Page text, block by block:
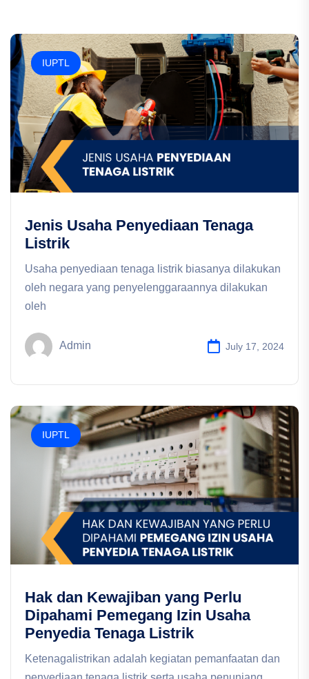
IUPTL
Jenis Usaha Penyediaan Tenaga
Listrik
Usaha penyediaan tenaga listrik biasanya dilakukan
oleh negara yang penyelenggaraannya dilakukan
oleh
Admin July 17, 2024
IUPTL
Hak dan Kewajiban yang Perlu
Dipahami Pemegang Izin Usaha
Penyedia Tenaga Listrik
Ketenagalistrikan adalah kegiatan pemanfaatan dan